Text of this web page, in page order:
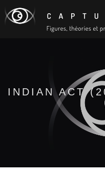
INDIAN ACT